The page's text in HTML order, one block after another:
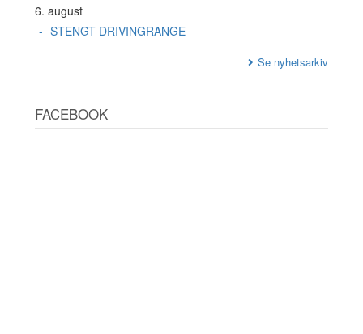
6. august
STENGT DRIVINGRANGE
Se nyhetsarkiv
FACEBOOK